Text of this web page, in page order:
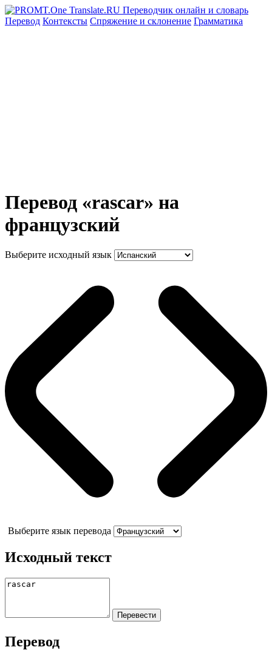
Перевод Контексты Спряжение и склонение Грамматика
Перевод «rascar» на
французский
Выберите исходный язык
Выберите язык перевода
Исходный текст
Перевод